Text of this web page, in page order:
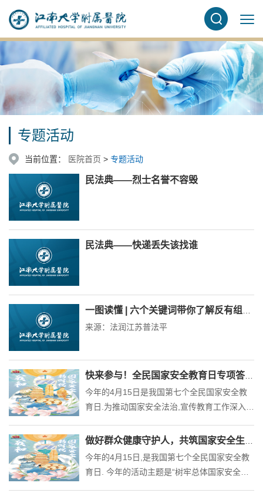
专题活动
当前位置： 医院首页 > 专题活动
民法典——烈士名誉不容毁
民法典——快递丢失该找谁
来源：法润江苏普法平
快来参与！全民国家安全教育日专项答题活动来了！
今年的4月15日是我国第七个全民国家安全教
育日.为推动国家安全法治,宣传教育工作深入开
微信公众号于4月1日至30日举“4•15”全民国家
今年的4月15日,是我国第七个全民国家安全教
育日. 今年的活动主题是“树牢总体国家安全观